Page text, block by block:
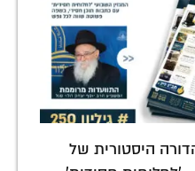
• מהדורה היסטורית של